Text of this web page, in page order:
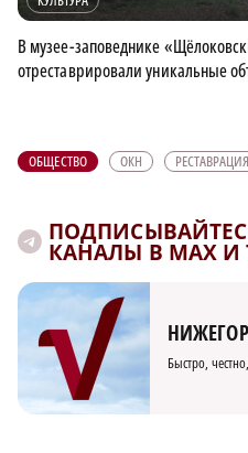
В музее-заповеднике
отреставрировали уникальные
ОБЩЕСТВО ОКН РЕСТАВРАЦИЯ
КАНАЛЫ В MAX И
Быстро,